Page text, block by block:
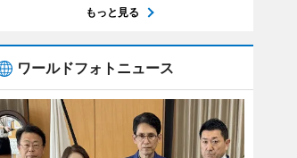
もっと見る
ワールドフォトニュース